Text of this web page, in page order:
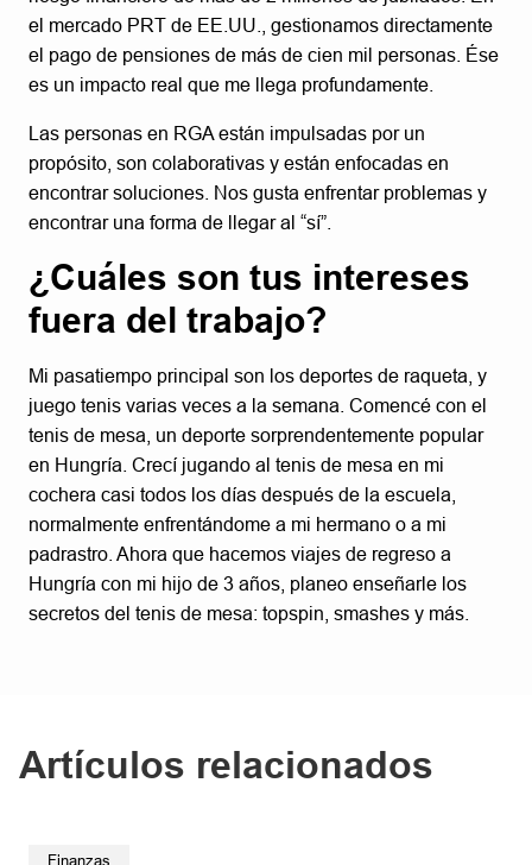
el mercado PRT de EE.UU., gestionamos directamente
el pago de pensiones de más de cien mil personas. Ése
es un impacto real que me llega profundamente.
Las personas en RGA están impulsadas por un
propósito, son colaborativas y están enfocadas en
encontrar soluciones. Nos gusta enfrentar problemas y
encontrar una forma de llegar al “sí”.
¿Cuáles son tus intereses
fuera del trabajo?
Mi pasatiempo principal son los deportes de raqueta, y
juego tenis varias veces a la semana. Comencé con el
tenis de mesa, un deporte sorprendentemente popular
en Hungría. Crecí jugando al tenis de mesa en mi
cochera casi todos los días después de la escuela,
normalmente enfrentándome a mi hermano o a mi
padrastro. Ahora que hacemos viajes de regreso a
Hungría con mi hijo de 3 años, planeo enseñarle los
secretos del tenis de mesa: topspin, smashes y más.
Artículos relacionados
Finanzas